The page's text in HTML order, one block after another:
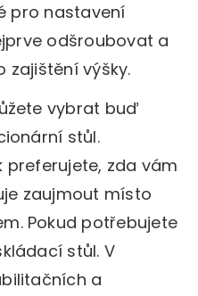
pro nastavení
odšroubovat a
výšky.
vybrat buď
stůl.
preferujete, zda vám
zaujmout místo
Pokud potřebujete
stůl. V
a